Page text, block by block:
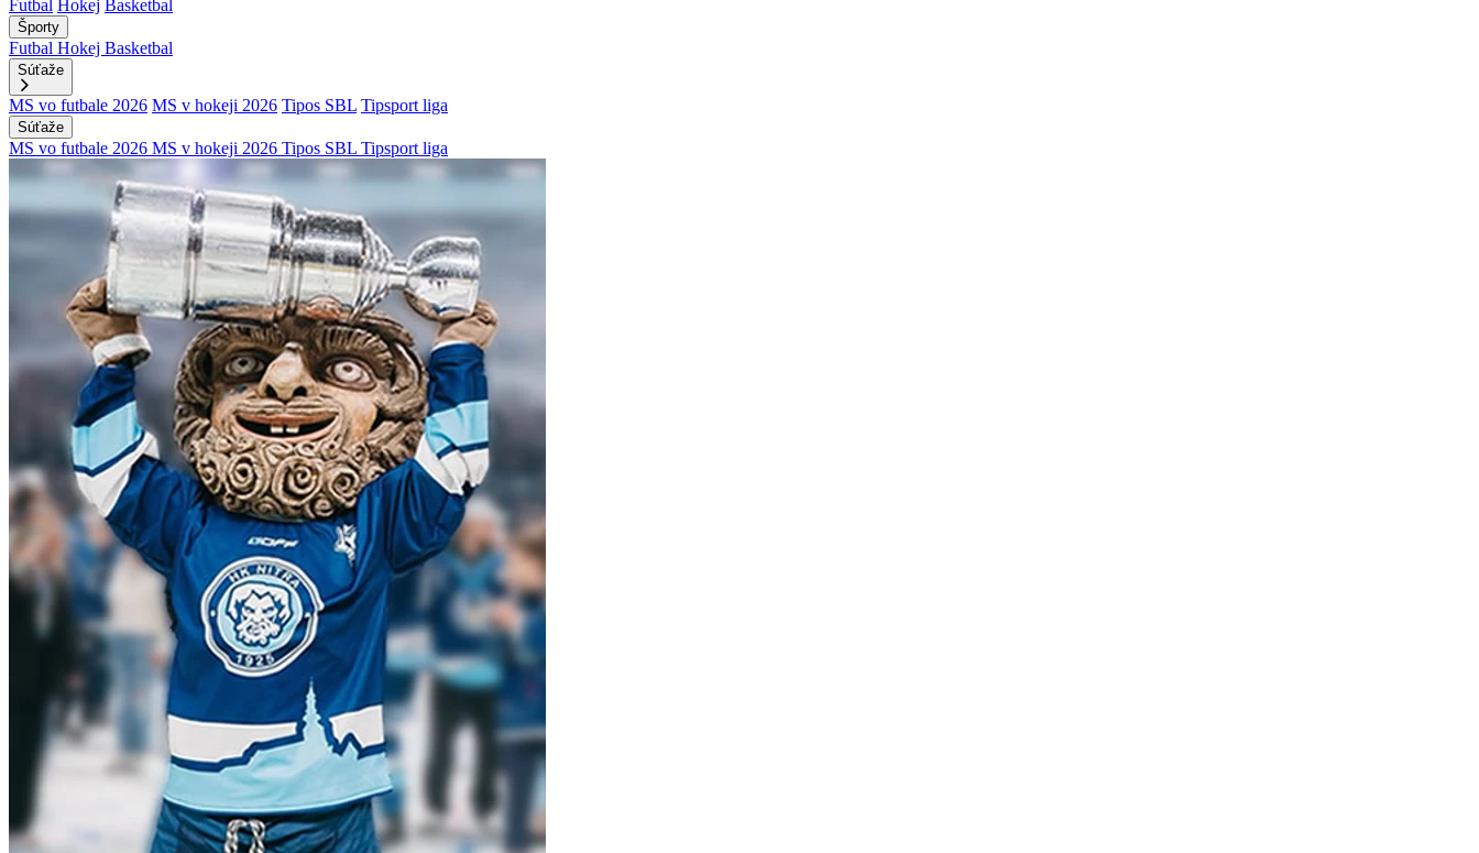
Futbal Hokej Basketbal
Športy
Futbal Hokej Basketbal
Súťaže
MS vo futbale 2026 MS v hokeji 2026 Tipos SBL Tipsport liga
Súťaže
MS vo futbale 2026 MS v hokeji 2026 Tipos SBL Tipsport liga